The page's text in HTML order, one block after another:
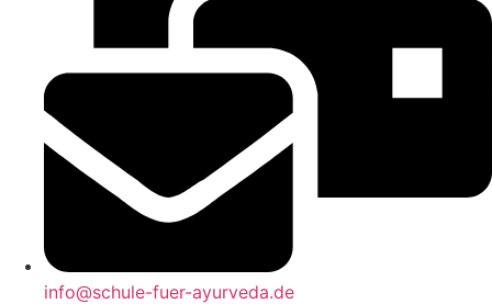
info@schule-fuer-ayurveda.de